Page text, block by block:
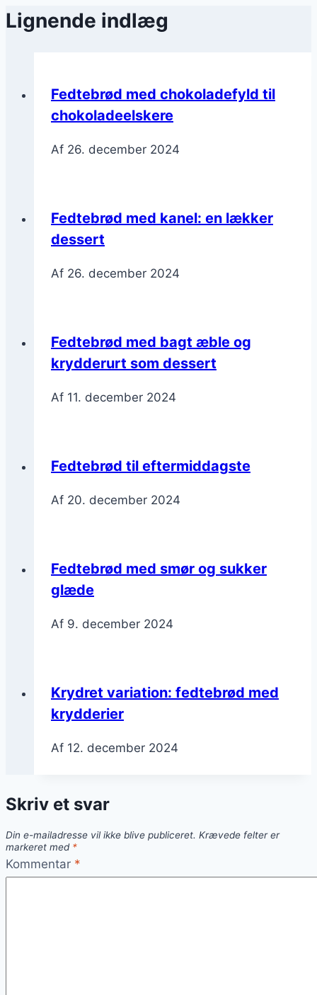
Lignende indlæg
Fedtebrød med chokoladefyld til
chokoladeelskere
Af 26. december 2024
Fedtebrød med kanel: en lækker
dessert
Af 26. december 2024
Fedtebrød med bagt æble og
krydderurt som dessert
Af 11. december 2024
Fedtebrød til eftermiddagste
Af 20. december 2024
Fedtebrød med smør og sukker
glæde
Af 9. december 2024
Krydret variation: fedtebrød med
krydderier
Af 12. december 2024
Skriv et svar
Din e-mailadresse vil ikke blive publiceret. Krævede felter er
markeret med *
Kommentar *